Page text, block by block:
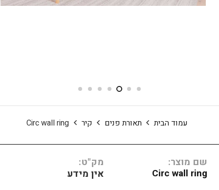
עמוד הבית תאורת פנים קיר Circ wall ring
שם מוצר:
Circ wall ring
מק"ט:
אין מידע